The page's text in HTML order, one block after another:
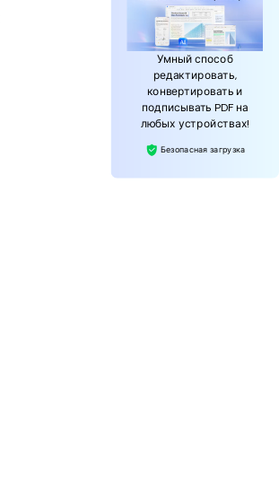
Умный способ
редактировать,
конвертировать и
подписывать PDF на
любых устройствах!
Безопасная загрузка